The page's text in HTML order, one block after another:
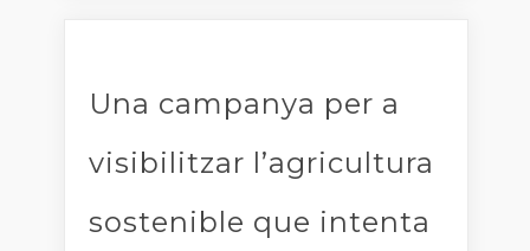
Una campanya per a
visibilitzar l’agricultura
sostenible que intenta